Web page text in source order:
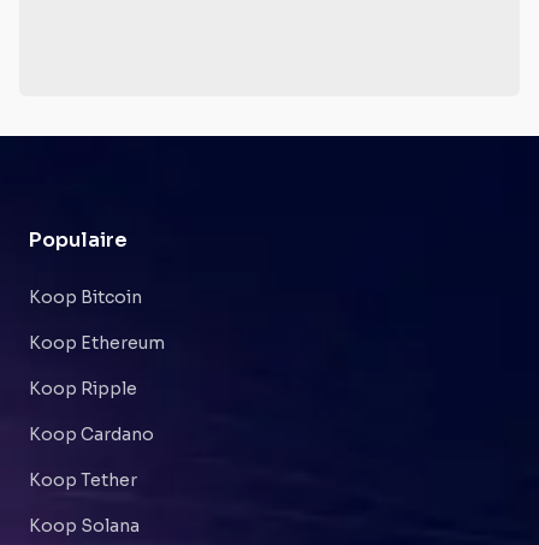
Populaire
Koop Bitcoin
Koop Ethereum
Koop Ripple
Koop Cardano
Koop Tether
Koop Solana